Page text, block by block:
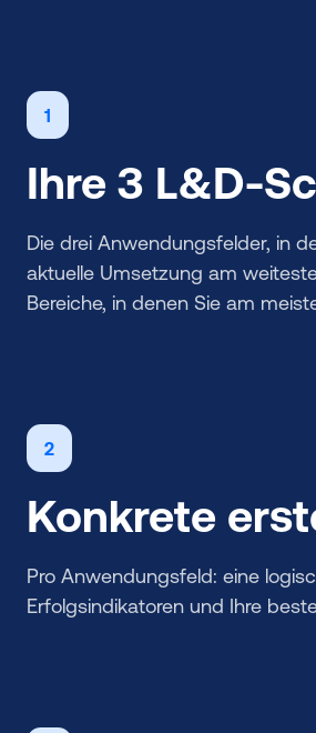
1
Ihre 3 L&D-
Die drei Anwendungsfelder, in
aktuelle Umsetzung am
Bereiche, in denen Sie am
2
Konkrete
Pro Anwendungsfeld: eine
Erfolgsindikatoren und Ihre